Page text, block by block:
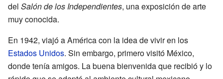
del Salón de los Independientes, una exposición de arte
muy conocida.
En 1942, viajó a América con la idea de vivir en los
Estados Unidos. Sin embargo, primero visitó México,
donde tenía amigos. La buena bienvenida que recibió y lo